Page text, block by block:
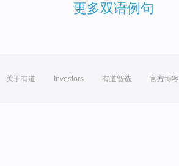
更多双语例句
关于有道 Investors 有道智选 官方博客